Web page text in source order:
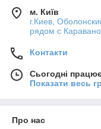
м. Київ
г.Киев,
рядом с
Контакти
Сьогодні
Показати весь
Про нас